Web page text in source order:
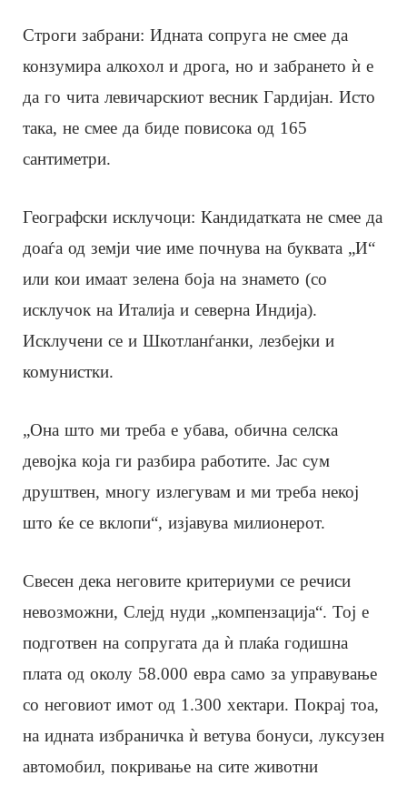
Строги забрани: Идната сопруга не смее да
конзумира алкохол и дрога, но и забрането ѝ е
да го чита левичарскиот весник Гардијан. Исто
така, не смее да биде повисока од 165
сантиметри.
Географски исклучоци: Кандидатката не смее да
доаѓа од земји чие име почнува на буквата „И“
или кои имаат зелена боја на знамето (со
исклучок на Италија и северна Индија).
Исклучени се и Шкотланѓанки, лезбејки и
комунистки.
„Она што ми треба е убава, обична селска
девојка која ги разбира работите. Јас сум
друштвен, многу излегувам и ми треба некој
што ќе се вклопи“, изјавува милионерот.
Свесен дека неговите критериуми се речиси
невозможни, Слејд нуди „компензација“. Тој е
подготвен на сопругата да ѝ плаќа годишна
плата од околу 58.000 евра само за управување
со неговиот имот од 1.300 хектари. Покрај тоа,
на идната избраничка ѝ ветува бонуси, луксузен
автомобил, покривање на сите животни